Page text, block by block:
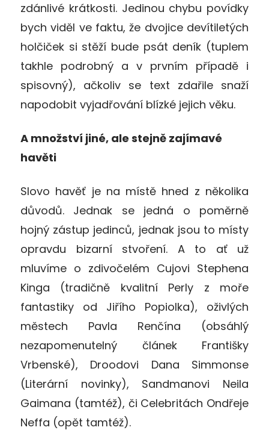
zdánlivé krátkosti. Jedinou chybu povídky
bych viděl ve faktu, že dvojice devítiletých
holčiček si stěží bude psát deník (tuplem
takhle podrobný a v prvním případě i
spisovný), ačkoliv se text zdařile snaží
napodobit vyjadřování blízké jejich věku.
A množství jiné, ale stejně zajímavé
havěti
Slovo havěť je na místě hned z několika
důvodů. Jednak se jedná o poměrně
hojný zástup jedinců, jednak jsou to místy
opravdu bizarní stvoření. A to ať už
mluvíme o zdivočelém Cujovi Stephena
Kinga (tradičně kvalitní Perly z moře
fantastiky od Jiřího Popiolka), oživlých
městech Pavla Renčína (obsáhlý
nezapomenutelný článek Františky
Vrbenské), Droodovi Dana Simmonse
(Literární novinky), Sandmanovi Neila
Gaimana (tamtéž), či Celebritách Ondřeje
Neffa (opět tamtéž).